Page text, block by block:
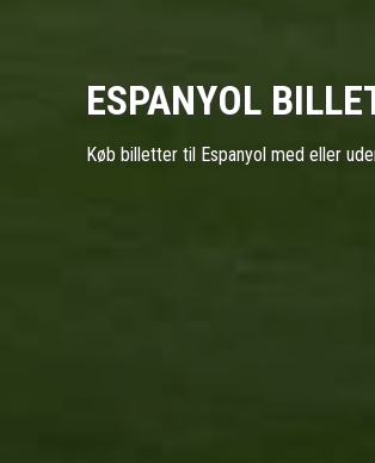
ESPANYOL
Køb billetter til Espanyol med eller